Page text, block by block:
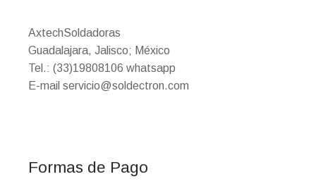
AxtechSoldadoras
Guadalajara, Jalisco; México
Tel.: (33)19808106 whatsapp
E-mail servicio@soldectron.com
Formas de Pago